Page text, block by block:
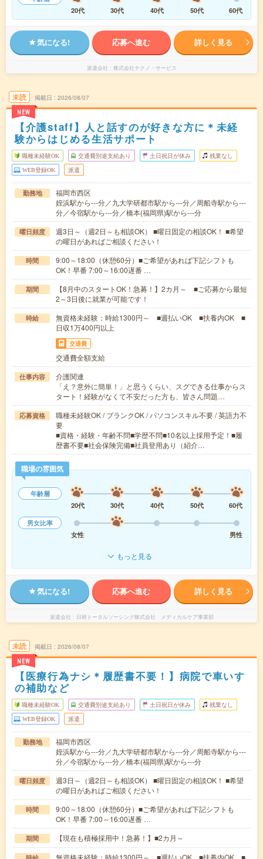
20代
30代 40代 50代 60代
気になる! 応募へ進む 詳しく見る
派遣会社 株式会社テクノ・サービス
未読
NEW
掲載日 2026/08/07
【介護staff】人と話すのが好きな方に＊未経
験からはじめる生活サポート
職種未経験OK 交通費別途支給あり 土日祝日が休み 残業なし
WEB登録OK 派遣
勤務地
福岡市西区
姪浜駅から---分／九大学研都市駅から---分／周船寺駅から---
分／今宿駅から---分／橋本(福岡県)駅から---分
曜日頻度
週3日～（週2日～も相談OK） ■曜日固定の相談OK！ ■希望
の曜日があればご相談ください！
時間
9:00～18:00（休憩60分）■ご希望があれば下記シフトも
OK！早番 7:00～16:00遅番 …
期間
【8月中のスタートOK！急募！】2カ月～ ■ご応募から最短
2～3日後に就業が可能です！
時給
無資格未経験：時給1300円～ ■週払いOK ■扶養内OK ■
日収1万400円以上
交通費
交通費全額支給
仕事内容
介護関連
「え？意外に簡単！」と思うくらい、スグできる仕事からス
タート！経験がなくて不安だった方も、皆さん問題…
応募資格
職種未経験OK / ブランクOK / パソコンスキル不要 / 英語力不
要
■資格・経験・年齢不問■学歴不問■10名以上採用予定！■履
歴書不要■社会保険完備■社員登用あり（紹介…
職場の雰囲気
年齢層
20代
30代 40代 50代
60代
男女比率
女性
男性
もっと見る
気になる! 応募へ進む 詳しく見る
派遣会社 日研トータルソーシング株式会社 メディカルケア事業部
未読
NEW
掲載日 2026/08/07
【医療行為ナシ＊履歴書不要！】病院で車いす
の補助など
職種未経験OK 交通費別途支給あり 土日祝日が休み 残業なし
WEB登録OK 派遣
勤務地
福岡市西区
姪浜駅から---分／九大学研都市駅から---分／周船寺駅から---
分／今宿駅から---分／橋本(福岡県)駅から---分
曜日頻度
週3日～（週2日～も相談OK） ■曜日固定の相談OK！ ■希望
の曜日があればご相談ください！
時間
9:00～18:00（休憩60分）■ご希望があれば下記シフトも
OK！早番 7:00～16:00遅番 …
期間 【現在も積極採用中！急募！】■2カ月～
無資格未経験：時給1300円～ ■週払いOK ■扶養内OK ■